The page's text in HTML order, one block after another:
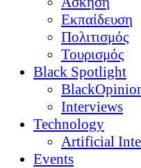
Εκπαίδευση
Πολιτισμός
Τουρισμός
Black Spotlight
Interviews
Technology
Artificial
Events